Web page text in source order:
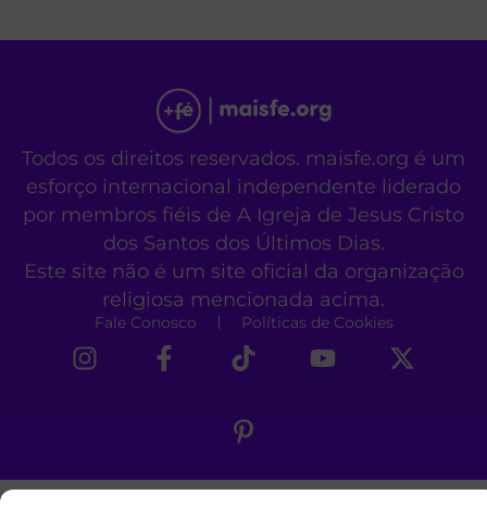
Todos os direitos reservados. maisfe.org é um
esforço internacional independente liderado
por membros fiéis de A Igreja de Jesus Cristo
dos Santos dos Últimos Dias.
Este site não é um site oficial da organização
religiosa mencionada acima.
Fale Conosco Políticas de Cookies